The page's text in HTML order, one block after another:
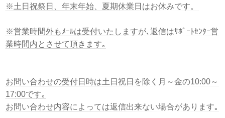
※土日祝祭日、年末年始、夏期休業日はお休みです。
※営業時間外もﾒｰﾙは受付いたしますが､返信はｻﾎﾟｰﾄｾﾝﾀｰ営
業時間内とさせて頂きます｡
お問い合わせの受付日時は土日祝日を除く月～金の10:00～
17:00です｡
お問い合わせ内容によっては返信出来ない場合があります｡